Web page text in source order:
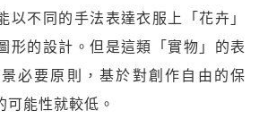
以不同的手法表達衣服上「花卉」
形的設計。但是這類「實物」的表
必要原則，基於對創作自由的保
能性就較低。